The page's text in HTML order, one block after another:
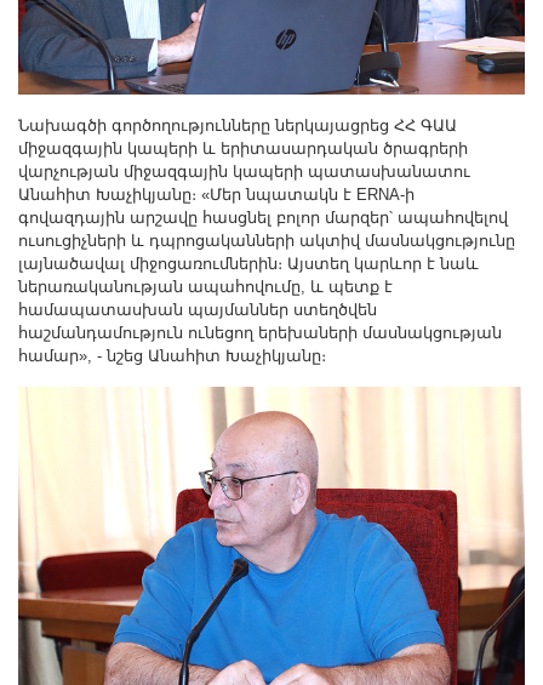
Նախագծի գործողությունները ներկայացրեց ՀՀ ԳԱԱ
միջազգային կապերի և երիտասարդական ծրագրերի
վարչության միջազգային կապերի պատասխանատու
Անահիտ Խաչիկյանը։ «Մեր նպատակն է ERNA-ի
գովազդային արշավը հասցնել բոլոր մարզեր՝ ապահովելով
ուսուցիչների և դպրոցականների ակտիվ մասնակցությունը
լայնածավալ միջոցառումներին։ Այստեղ կարևոր է նաև
ներառականության ապահովումը, և պետք է
համապատասխան պայմաններ ստեղծվեն
հաշմանդամություն ունեցող երեխաների մասնակցության
համար», - նշեց Անահիտ Խաչիկյանը։